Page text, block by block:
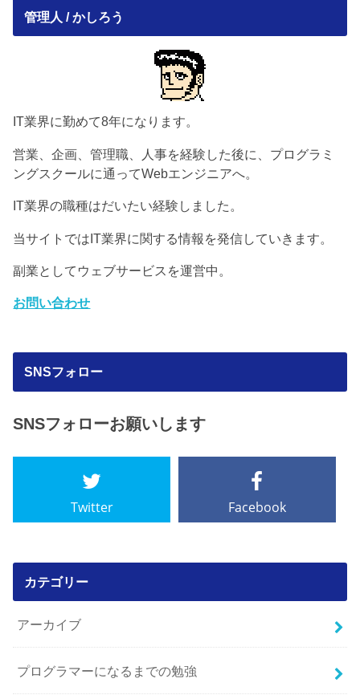
管理人 / かしろう
IT業界に勤めて8年になります。
営業、企画、管理職、人事を経験した後に、プログラミ
ングスクールに通ってWebエンジニアへ。
IT業界の職種はだいたい経験しました。
当サイトではIT業界に関する情報を発信していきます。
副業としてウェブサービスを運営中。
お問い合わせ
SNSフォロー
SNSフォローお願いします
Twitter Facebook
カテゴリー
アーカイブ
プログラマーになるまでの勉強